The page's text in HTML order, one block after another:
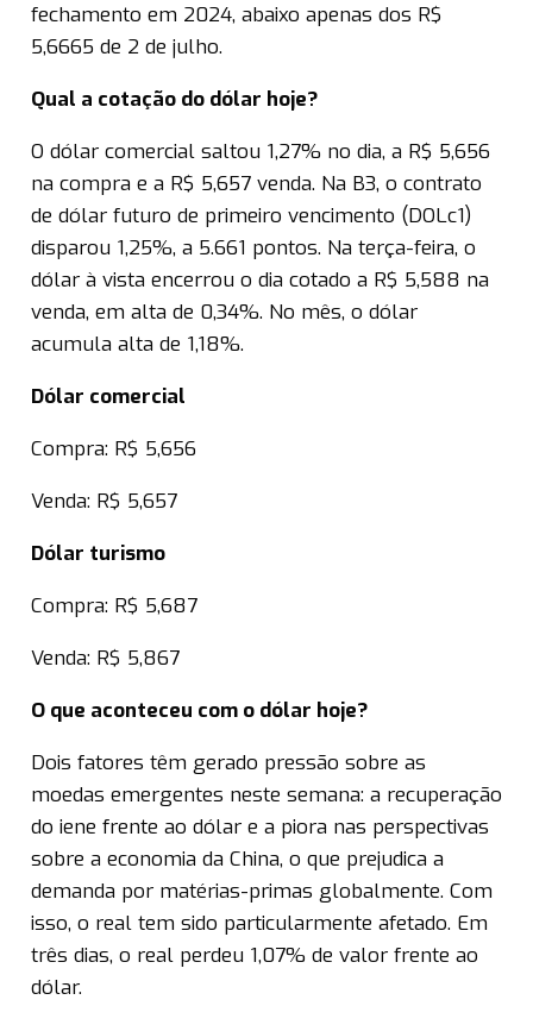
fechamento em 2024, abaixo apenas dos R$
5,6665 de 2 de julho.
Qual a cotação do dólar hoje?
O dólar comercial saltou 1,27% no dia, a R$ 5,656
na compra e a R$ 5,657 venda. Na B3, o contrato
de dólar futuro de primeiro vencimento (DOLc1)
disparou 1,25%, a 5.661 pontos. Na terça-feira, o
dólar à vista encerrou o dia cotado a R$ 5,588 na
venda, em alta de 0,34%. No mês, o dólar
acumula alta de 1,18%.
Dólar comercial
Compra: R$ 5,656
Venda: R$ 5,657
Dólar turismo
Compra: R$ 5,687
Venda: R$ 5,867
O que aconteceu com o dólar hoje?
Dois fatores têm gerado pressão sobre as
moedas emergentes neste semana: a recuperação
do iene frente ao dólar e a piora nas perspectivas
sobre a economia da China, o que prejudica a
demanda por matérias-primas globalmente. Com
isso, o real tem sido particularmente afetado. Em
três dias, o real perdeu 1,07% de valor frente ao
dólar.